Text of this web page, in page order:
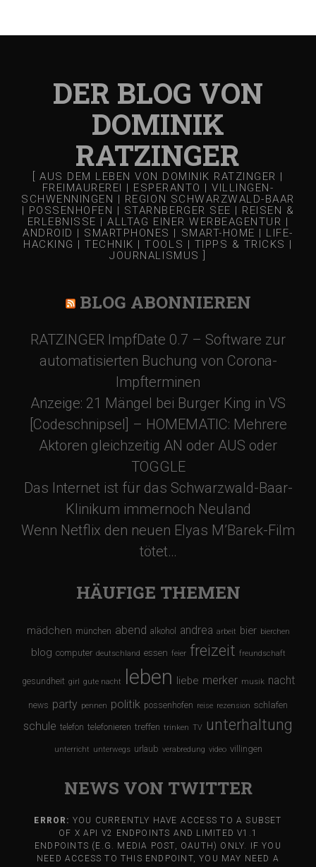
DER BLOG VON
DOMINIK
RATZINGER
[ AUS DEM LEBEN VON DOMINIK RATZINGER |
FREIMAUREREI | ESPERANTO | VILLINGEN-
SCHWENNINGEN | REGION SCHWARZWALD-BAAR
| POSSENHOFEN | STARNBERGER SEE | REISEN &
ERLEBNISSE | ALLTAG EINER WERBEAGENTUR |
ANDROID | SMARTPHONES | SMART-HOME | LIFE-
HACKING | TECHNIK | TOOLS | TIPPS & TRICKS |
JOURNALISMUS ]
BLOG ABONNIEREN
RATZINGER ImpfDate 0.7 – Software zur
automatisierten Buchung von Corona-
Impfterminen
Anzeige: 21 Mängel bei Burger King in VS
[Codeschnipsel] – HOMEMATIC: Mehrere
Aktoren gleichzeitig AN oder AUS oder
TOGGLE
Das Internet ist für das Schwarzwald-Baar-
Klinikum immernoch Neuland
Wenn Netflix den neuen Elyas M’Barek-Film
tötet…
HÄUFIGE THEMEN
mädchen münchen abend alkohol andrea arbeit bier bierchen
blog computer deutschland essen feier freizeit freundschaft
gesundheit girl gute nacht leben liebe merker musik nacht
news party pennen politik possenhofen reise rezension schlafen
schule telefon telefonieren treffen trinken TV unterhaltung
unterricht unterwegs urlaub verabredung video villingen
NEWS VON TWITTER
ERROR: YOU CURRENTLY HAVE ACCESS TO A SUBSET
OF X API V2 ENDPOINTS AND LIMITED V1.1
ENDPOINTS (E.G. MEDIA POST, OAUTH) ONLY. IF YOU
NEED ACCESS TO THIS ENDPOINT, YOU MAY NEED A